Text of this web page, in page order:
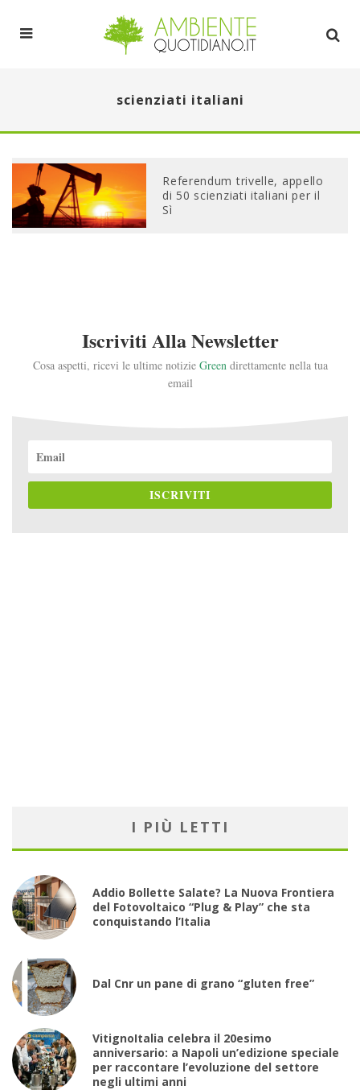
scienziati italiani
Referendum trivelle, appello
di 50 scienziati italiani per il
Sì
Iscriviti Alla Newsletter
Cosa aspetti, ricevi le ultime notizie Greendirettamente nella tua
email
ISCRIVITI
I PIÙ LETTI
Addio Bollette Salate? La Nuova Frontiera
del Fotovoltaico “Plug & Play” che sta
conquistando l’Italia
Dal Cnr un pane di grano “gluten free”
VitignoItalia celebra il 20esimo
anniversario: a Napoli un’edizione speciale
per raccontare l’evoluzione del settore
negli ultimi anni